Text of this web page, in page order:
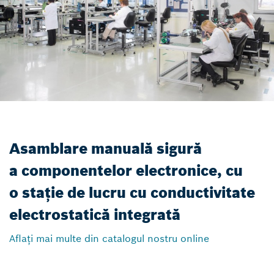
Asamblare manuală sigură
a componentelor electronice, cu
o stație de lucru cu conductivitate
electrostatică integrată
Aflați mai multe din catalogul nostru online